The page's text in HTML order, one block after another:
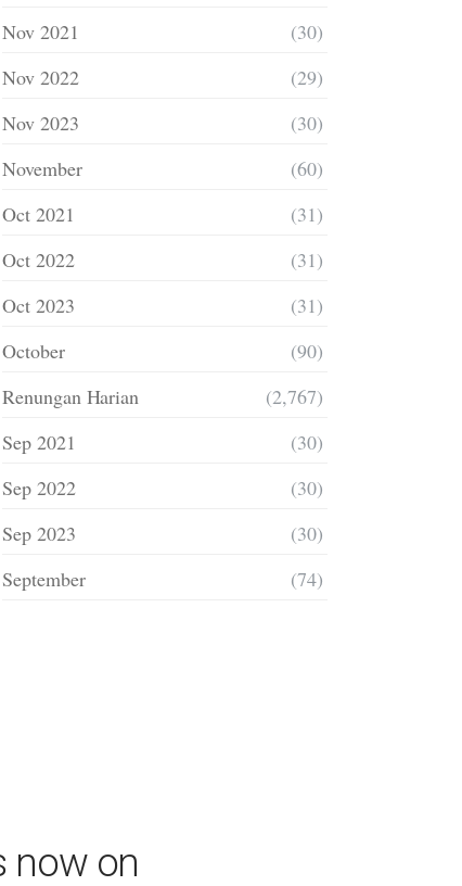
Nov 2021
(30)
Nov 2022
(29)
Nov 2023
(30)
November
(60)
Oct 2021
(31)
Oct 2022
(31)
Oct 2023
(31)
October
(90)
Renungan Harian
(2,767)
Sep 2021
(30)
Sep 2022
(30)
Sep 2023
(30)
September
(74)
now on